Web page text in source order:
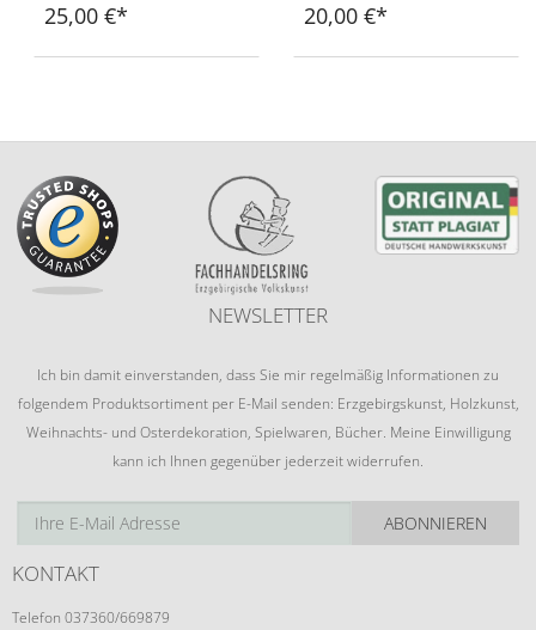
25,00 € 20,00 €
NEWSLETTER
Ich bin damit einverstanden, dass Sie mir regelmäßig Informationen zu
folgendem Produktsortiment per E-Mail senden: Erzgebirgskunst, Holzkunst,
Weihnachts- und Osterdekoration, Spielwaren, Bücher. Meine Einwilligung
kann ich Ihnen gegenüber jederzeit widerrufen.
ABONNIEREN
KONTAKT
Telefon 037360/669879